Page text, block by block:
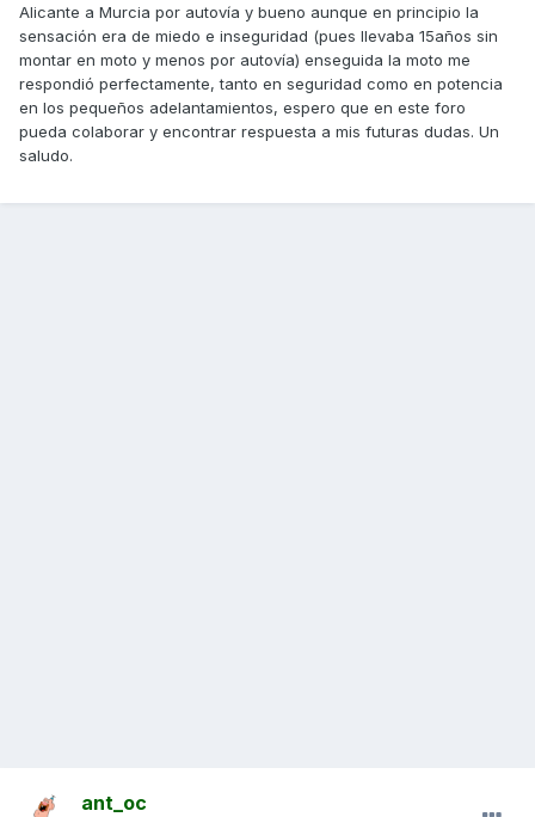
Alicante a Murcia por autovía y bueno aunque en principio la
sensación era de miedo e inseguridad (pues llevaba 15años sin
montar en moto y menos por autovía) enseguida la moto me
respondió perfectamente, tanto en seguridad como en potencia
en los pequeños adelantamientos, espero que en este foro
pueda colaborar y encontrar respuesta a mis futuras dudas. Un
saludo.
ant_oc